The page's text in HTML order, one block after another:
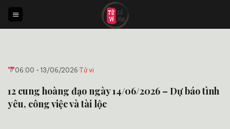
qua
nội
06:00 - 13/06/2026·Tử vi
12 cung hoàng đạo ngày 14/06/2026 – Dự báo tình
yêu, công việc và tài lộc